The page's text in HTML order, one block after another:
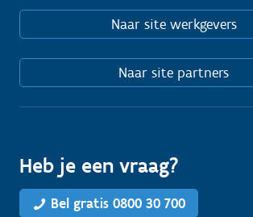
Naar site werkgevers
Naar site partners
Heb je een vraag?
Bel gratis 0800 30 700